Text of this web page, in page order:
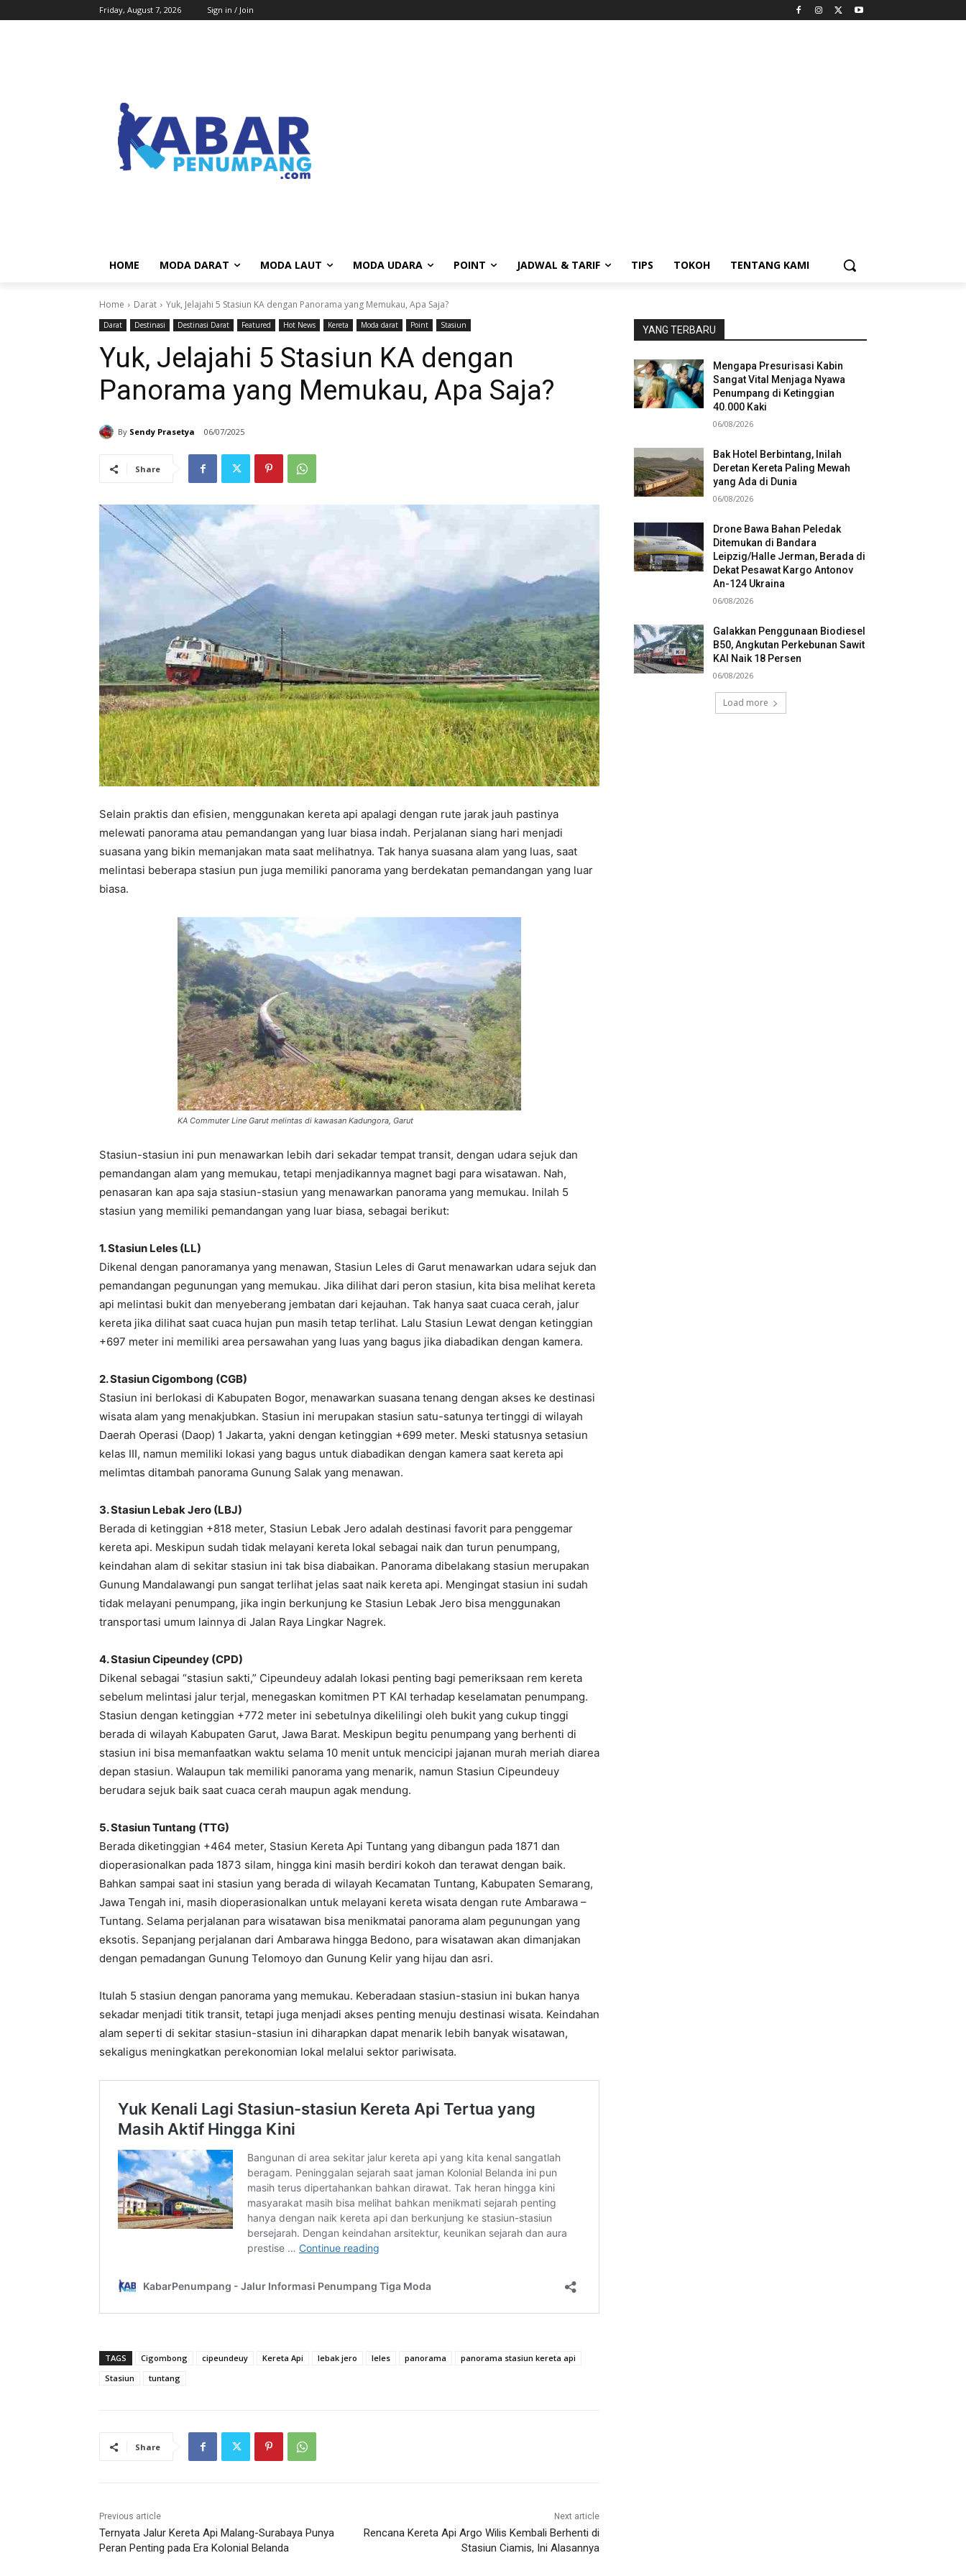
Friday, August 7, 2026 Sign in / Join
HOME MODA DARAT MODA LAUT MODA UDARA POINT JADWAL & TARIF TIPS TOKOH TENTANG KAMI
Home Darat Yuk, Jelajahi 5 Stasiun KA dengan Panorama yang Memukau, Apa Saja?
Darat Destinasi Destinasi Darat Featured Hot News Kereta Moda darat Point Stasiun
Yuk, Jelajahi 5 Stasiun KA dengan
Panorama yang Memukau, Apa Saja?
By Sendy Prasetya 06/07/2025
Share
Selain praktis dan efisien, menggunakan kereta api apalagi dengan rute jarak jauh pastinya
melewati panorama atau pemandangan yang luar biasa indah. Perjalanan siang hari menjadi
suasana yang bikin memanjakan mata saat melihatnya. Tak hanya suasana alam yang luas, saat
melintasi beberapa stasiun pun juga memiliki panorama yang berdekatan pemandangan yang luar
biasa.
KA Commuter Line Garut melintas di kawasan Kadungora, Garut
Stasiun-stasiun ini pun menawarkan lebih dari sekadar tempat transit, dengan udara sejuk dan
pemandangan alam yang memukau, tetapi menjadikannya magnet bagi para wisatawan. Nah,
penasaran kan apa saja stasiun-stasiun yang menawarkan panorama yang memukau. Inilah 5
stasiun yang memiliki pemandangan yang luar biasa, sebagai berikut:
1. Stasiun Leles (LL)
Dikenal dengan panoramanya yang menawan, Stasiun Leles di Garut menawarkan udara sejuk dan
pemandangan pegunungan yang memukau. Jika dilihat dari peron stasiun, kita bisa melihat kereta
api melintasi bukit dan menyeberang jembatan dari kejauhan. Tak hanya saat cuaca cerah, jalur
kereta jika dilihat saat cuaca hujan pun masih tetap terlihat. Lalu Stasiun Lewat dengan ketinggian
+697 meter ini memiliki area persawahan yang luas yang bagus jika diabadikan dengan kamera.
2. Stasiun Cigombong (CGB)
Stasiun ini berlokasi di Kabupaten Bogor, menawarkan suasana tenang dengan akses ke destinasi
wisata alam yang menakjubkan. Stasiun ini merupakan stasiun satu-satunya tertinggi di wilayah
Daerah Operasi (Daop) 1 Jakarta, yakni dengan ketinggian +699 meter. Meski statusnya setasiun
kelas III, namun memiliki lokasi yang bagus untuk diabadikan dengan kamera saat kereta api
melimtas ditambah panorama Gunung Salak yang menawan.
3. Stasiun Lebak Jero (LBJ)
Berada di ketinggian +818 meter, Stasiun Lebak Jero adalah destinasi favorit para penggemar
kereta api. Meskipun sudah tidak melayani kereta lokal sebagai naik dan turun penumpang,
keindahan alam di sekitar stasiun ini tak bisa diabaikan. Panorama dibelakang stasiun merupakan
Gunung Mandalawangi pun sangat terlihat jelas saat naik kereta api. Mengingat stasiun ini sudah
tidak melayani penumpang, jika ingin berkunjung ke Stasiun Lebak Jero bisa menggunakan
transportasi umum lainnya di Jalan Raya Lingkar Nagrek.
4. Stasiun Cipeundey (CPD)
Dikenal sebagai “stasiun sakti,” Cipeundeuy adalah lokasi penting bagi pemeriksaan rem kereta
sebelum melintasi jalur terjal, menegaskan komitmen PT KAI terhadap keselamatan penumpang.
Stasiun dengan ketinggian +772 meter ini sebetulnya dikelilingi oleh bukit yang cukup tinggi
berada di wilayah Kabupaten Garut, Jawa Barat. Meskipun begitu penumpang yang berhenti di
stasiun ini bisa memanfaatkan waktu selama 10 menit untuk mencicipi jajanan murah meriah diarea
depan stasiun. Walaupun tak memiliki panorama yang menarik, namun Stasiun Cipeundeuy
berudara sejuk baik saat cuaca cerah maupun agak mendung.
5. Stasiun Tuntang (TTG)
Berada diketinggian +464 meter, Stasiun Kereta Api Tuntang yang dibangun pada 1871 dan
dioperasionalkan pada 1873 silam, hingga kini masih berdiri kokoh dan terawat dengan baik.
Bahkan sampai saat ini stasiun yang berada di wilayah Kecamatan Tuntang, Kabupaten Semarang,
Jawa Tengah ini, masih dioperasionalkan untuk melayani kereta wisata dengan rute Ambarawa –
Tuntang. Selama perjalanan para wisatawan bisa menikmatai panorama alam pegunungan yang
eksotis. Sepanjang perjalanan dari Ambarawa hingga Bedono, para wisatawan akan dimanjakan
dengan pemadangan Gunung Telomoyo dan Gunung Kelir yang hijau dan asri.
Itulah 5 stasiun dengan panorama yang memukau. Keberadaan stasiun-stasiun ini bukan hanya
sekadar menjadi titik transit, tetapi juga menjadi akses penting menuju destinasi wisata. Keindahan
alam seperti di sekitar stasiun-stasiun ini diharapkan dapat menarik lebih banyak wisatawan,
sekaligus meningkatkan perekonomian lokal melalui sektor pariwisata.
TAGS Cigombong cipeundeuy Kereta Api lebak jero leles panorama
panorama stasiun kereta api
Stasiun
tuntang
Share
Previous article
Ternyata Jalur Kereta Api Malang-Surabaya Punya
Peran Penting pada Era Kolonial Belanda
Next article
Rencana Kereta Api Argo Wilis Kembali Berhenti di
Stasiun Ciamis, Ini Alasannya
YANG TERBARU
Mengapa Presurisasi Kabin
Sangat Vital Menjaga Nyawa
Penumpang di Ketinggian
40.000 Kaki
06/08/2026
Bak Hotel Berbintang, Inilah
Deretan Kereta Paling Mewah
yang Ada di Dunia
06/08/2026
Drone Bawa Bahan Peledak
Ditemukan di Bandara
Leipzig/Halle Jerman, Berada di
Dekat Pesawat Kargo Antonov
An-124 Ukraina
06/08/2026
Galakkan Penggunaan Biodiesel
B50, Angkutan Perkebunan Sawit
KAI Naik 18 Persen
06/08/2026
Load more